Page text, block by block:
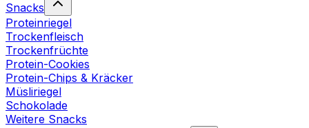
Snacks
Proteinriegel
Trockenfleisch
Trockenfrüchte
Protein-Cookies
Protein-Chips & Kräcker
Müsliriegel
Schokolade
Weitere Snacks